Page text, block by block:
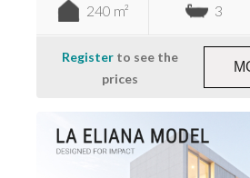
240 m² 3
Register to see the
prices